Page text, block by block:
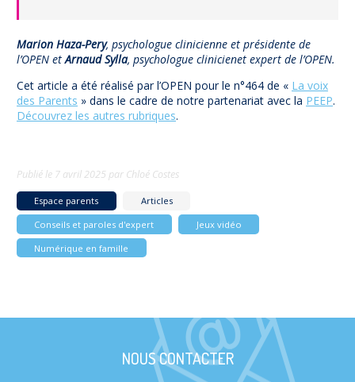
Marion Haza-Pery, psychologue clinicienne et présidente de
l’OPEN etArnaud Sylla, psychologue clinicienet expert de l’OPEN.
Cet article a été réalisé par l’OPEN pour le n°464 de « La voix
des Parents » dans le cadre de notre partenariat avec la PEEP.
Découvrez les autres rubriques.
Publié le 7 avril 2025 par Chloé Costes
Espace parents
Articles
Conseils et paroles d'expert
Jeux vidéo
Numérique en famille
NOUS CONTACTER